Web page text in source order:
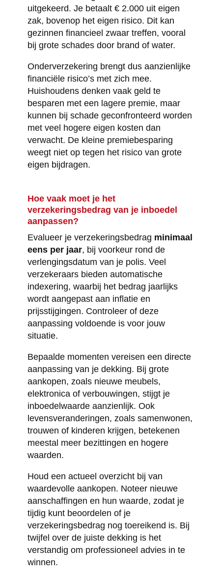
uitgekeerd. Je betaalt € 2.000 uit eigen
zak, bovenop het eigen risico. Dit kan
gezinnen financieel zwaar treffen, vooral
bij grote schades door brand of water.
Onderverzekering brengt dus aanzienlijke
financiële risico’s met zich mee.
Huishoudens denken vaak geld te
besparen met een lagere premie, maar
kunnen bij schade geconfronteerd worden
met veel hogere eigen kosten dan
verwacht. De kleine premiebesparing
weegt niet op tegen het risico van grote
eigen bijdragen.
Hoe vaak moet je het
verzekeringsbedrag van je inboedel
aanpassen?
Evalueer je verzekeringsbedrag minimaal
eens per jaar, bij voorkeur rond de
verlengingsdatum van je polis. Veel
verzekeraars bieden automatische
indexering, waarbij het bedrag jaarlijks
wordt aangepast aan inflatie en
prijsstijgingen. Controleer of deze
aanpassing voldoende is voor jouw
situatie.
Bepaalde momenten vereisen een directe
aanpassing van je dekking. Bij grote
aankopen, zoals nieuwe meubels,
elektronica of verbouwingen, stijgt je
inboedelwaarde aanzienlijk. Ook
levensveranderingen, zoals samenwonen,
trouwen of kinderen krijgen, betekenen
meestal meer bezittingen en hogere
waarden.
Houd een actueel overzicht bij van
waardevolle aankopen. Noteer nieuwe
aanschaffingen en hun waarde, zodat je
tijdig kunt beoordelen of je
verzekeringsbedrag nog toereikend is. Bij
twijfel over de juiste dekking is het
verstandig om professioneel advies in te
winnen.